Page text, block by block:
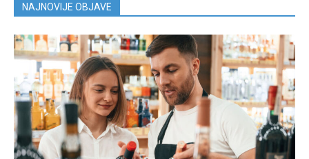
NAJNOVIJE OBJAVE